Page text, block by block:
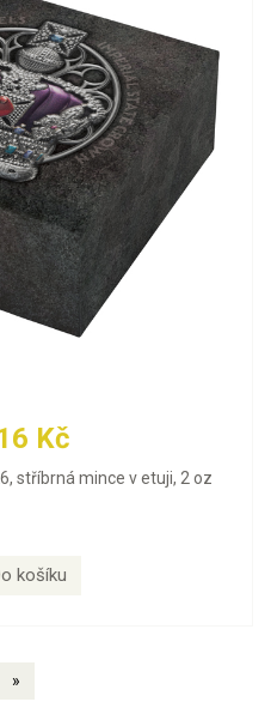
Kč
stříbrná mince v etuji, 2 oz
košíku
»